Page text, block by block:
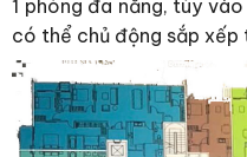
1 phòng đa năng, tùy
có thể chủ động sắp xếp